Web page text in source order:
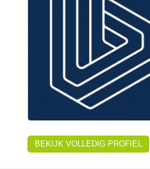
BEKIJK VOLLEDIG PROFIEL